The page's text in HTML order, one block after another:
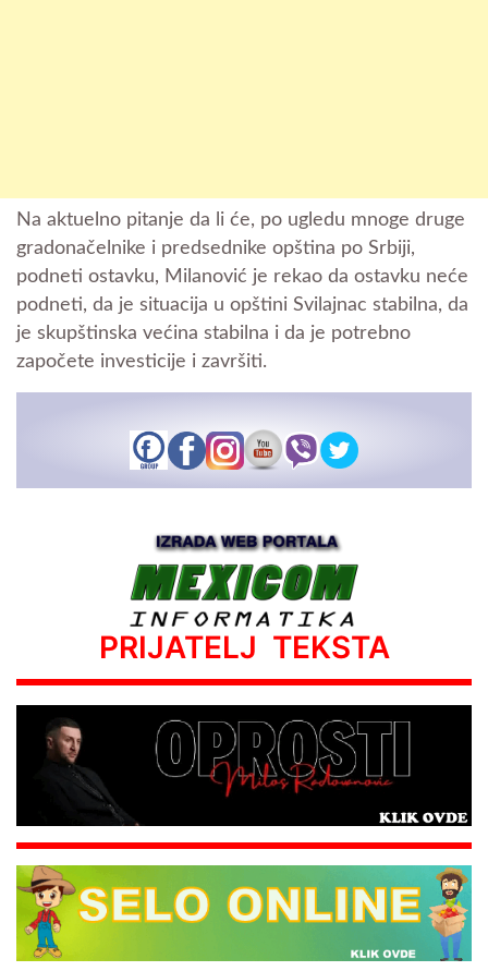
Na aktuelno pitanje da li će, po ugledu mnoge druge
gradonačelnike i predsednike opština po Srbiji,
podneti ostavku, Milanović je rekao da ostavku neće
podneti, da je situacija u opštini Svilajnac stabilna, da
je skupštinska većina stabilna i da je potrebno
započete investicije i završiti.
PRIJATELJ TEKSTA